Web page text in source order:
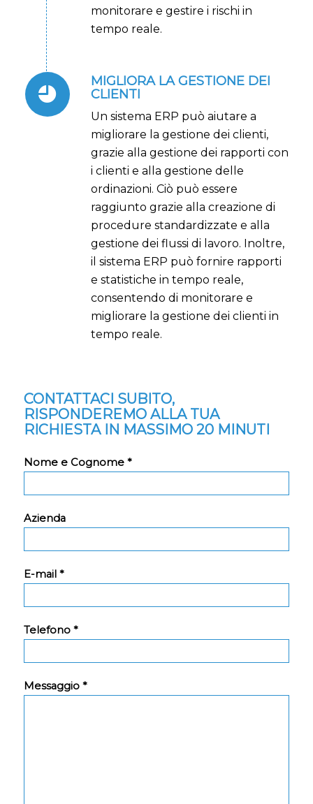
monitorare e gestire i rischi in
tempo reale.
MIGLIORA LA GESTIONE DEI
CLIENTI
Un sistema ERP può aiutare a
migliorare la gestione dei clienti,
grazie alla gestione dei rapporti con
i clienti e alla gestione delle
ordinazioni. Ciò può essere
raggiunto grazie alla creazione di
procedure standardizzate e alla
gestione dei flussi di lavoro. Inoltre,
il sistema ERP può fornire rapporti
e statistiche in tempo reale,
consentendo di monitorare e
migliorare la gestione dei clienti in
tempo reale.
CONTATTACI SUBITO,
RISPONDEREMO ALLA TUA
RICHIESTA IN MASSIMO 20 MINUTI
Nome e Cognome *
Azienda
E-mail *
Telefono *
Messaggio *